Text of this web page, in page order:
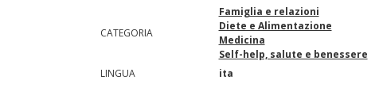
CATEGORIA
Famiglia e relazioni
Diete e Alimentazione
Medicina
Self-help, salute e benessere
LINGUA
ita